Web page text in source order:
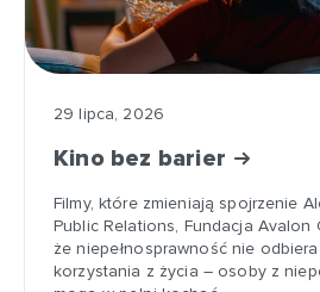
29 lipca, 2026
Kino bez barier
Filmy, które zmieniają spojrzenie
Public Relations, Fundacja Avalon
że niepełnosprawność nie
korzystania z życia – osoby z